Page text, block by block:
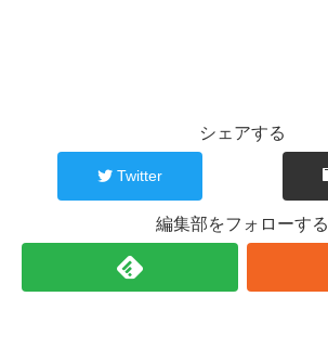
シェアする
Twitter
編集部をフォローする